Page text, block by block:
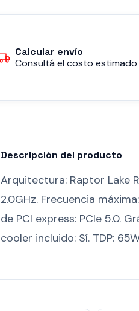
Calcular envío
Consultá el costo
Descripción del producto
Arquitectura: Raptor Lake
2.0GHz. Frecuencia
de PCI express: PCIe 5.0.
cooler incluido: Sí. TDP: